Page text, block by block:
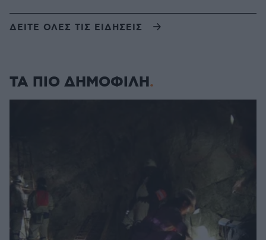
ΔΕΙΤΕ ΟΛΕΣ ΤΙΣ ΕΙΔΗΣΕΙΣ
ΤΑ ΠΙΟ ΔΗΜΟΦΙΛΗ